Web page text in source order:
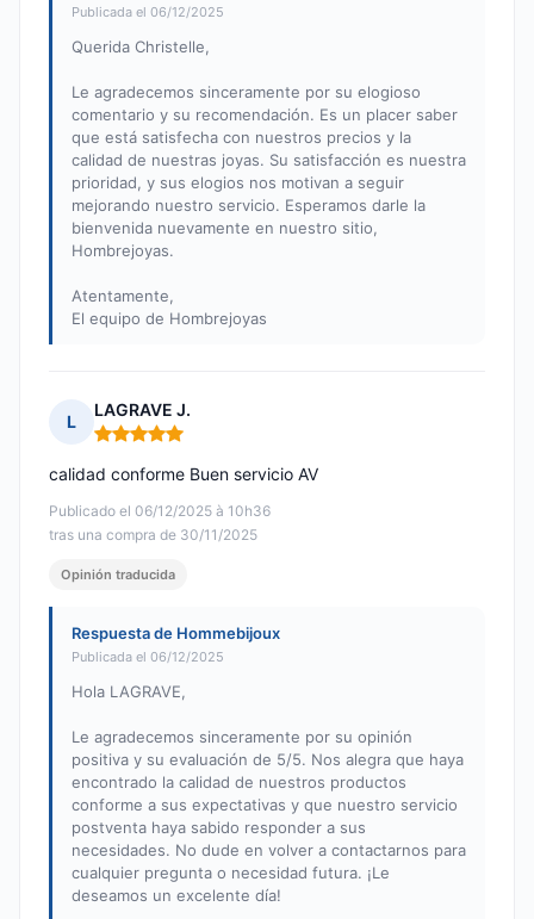
Publicada el 06/12/2025
Querida Christelle,
Le agradecemos sinceramente por su elogioso
comentario y su recomendación. Es un placer saber
que está satisfecha con nuestros precios y la
calidad de nuestras joyas. Su satisfacción es nuestra
prioridad, y sus elogios nos motivan a seguir
mejorando nuestro servicio. Esperamos darle la
bienvenida nuevamente en nuestro sitio,
Hombrejoyas.
Atentamente,
El equipo de Hombrejoyas
L
LAGRAVE J.
Nota: 5 de 5
Publicado el 06/12/2025 à 10h36
tras una compra de 30/11/2025
calidad conforme Buen servicio AV
Opinión traducida
Respuesta de Hommebijoux
Publicada el 06/12/2025
Hola LAGRAVE,
Le agradecemos sinceramente por su opinión
positiva y su evaluación de 5/5. Nos alegra que haya
encontrado la calidad de nuestros productos
conforme a sus expectativas y que nuestro servicio
postventa haya sabido responder a sus
necesidades. No dude en volver a contactarnos para
cualquier pregunta o necesidad futura. ¡Le
deseamos un excelente día!